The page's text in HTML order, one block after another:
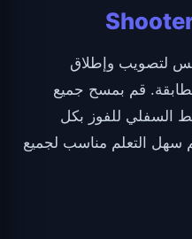
لتصويب وإطلاق
قم بمسح جميع
السفلي للفوز بكل
سهل التعلم مناسب لجميع